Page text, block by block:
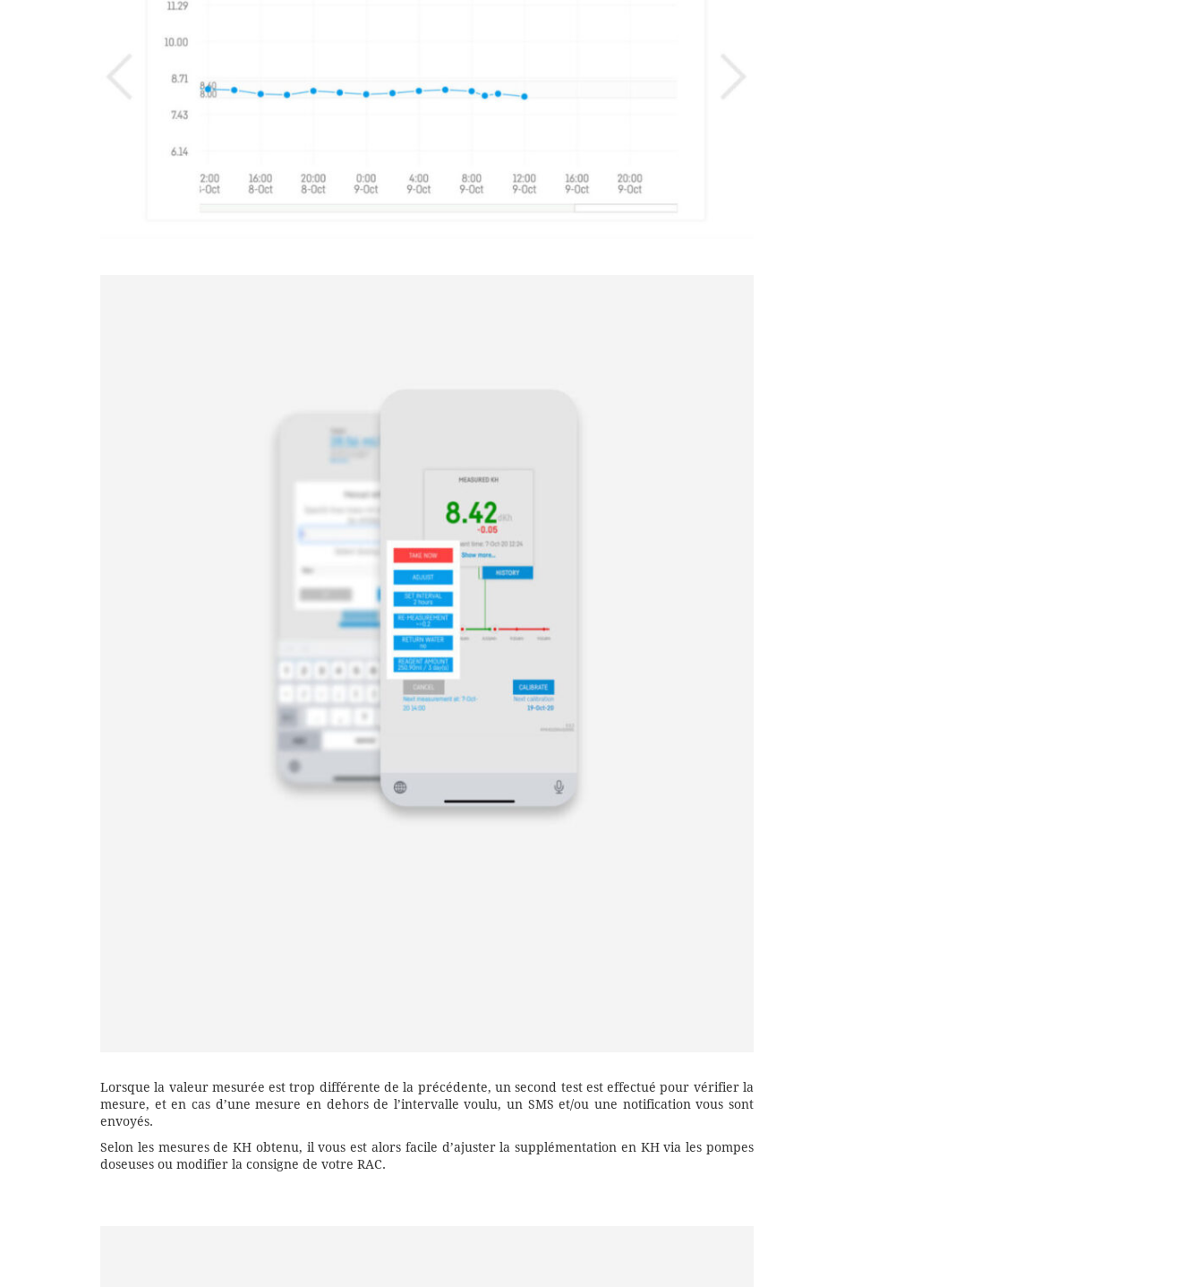
Lorsque la valeur mesurée est trop différente de la précédente, un second test est effectué pour vérifier la
mesure, et en cas d’une mesure en dehors de l’intervalle voulu, un SMS et/ou une notification vous sont
envoyés.
Selon les mesures de KH obtenu, il vous est alors facile d’ajuster la supplémentation en KH via les pompes
doseuses ou modifier la consigne de votre RAC.